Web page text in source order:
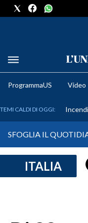
METEO
CRONACA SARDEGNA
ProgrammaUS Video
TEMI CALDI DI OGGI: Incendi
SFOGLIA IL
ITALIA